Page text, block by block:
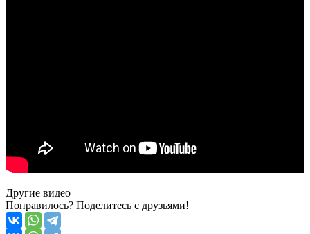
Другие видео
Понравилось? Поделитесь с друзьями!